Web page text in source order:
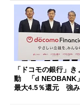
「ドコモの銀行」き
動 「d NEOBANK
最大4.5％還元 強み